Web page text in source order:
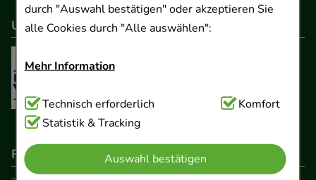
durch "Auswahl bestätigen" oder akzeptieren Sie
alle Cookies durch "Alle auswählen":
Mehr Information
Technisch Notwendig:Hierbei handelt es sich um
Cookies, die für die Grundfunktionen unserer
Website notwendig sind (z.B. Navigation,
Warenkorb, Kundenkonto), weshalb auf diese nicht
Technisch erforderlich
Komfort
Statistik & Tracking
Auswahl bestätigen
Unser Netzwerk
Rechtliche Pflichtangaben